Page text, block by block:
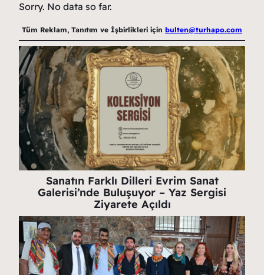
Sorry. No data so far.
Tüm Reklam, Tanıtım ve İşbirlikleri için bulten@turhapo.com
Sanatın Farklı Dilleri Evrim Sanat
Galerisi’nde Buluşuyor – Yaz Sergisi
Ziyarete Açıldı